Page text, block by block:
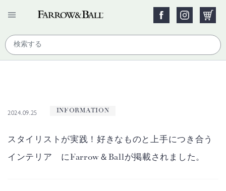
2024.09.25 INFORMATION
スタイリストが実践！好きなものと上手につき合う
インテリア にFarrow＆Ballが掲載されました。